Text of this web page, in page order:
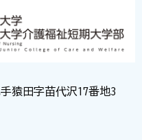
猿田字苗代沢17番地3